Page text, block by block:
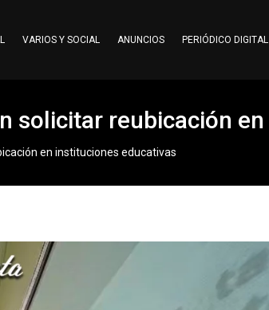
VARIOS Y SOCIAL ANUNCIOS PERIÓDICO DIGITAL
solicitar reubicación
en instituciones educativas